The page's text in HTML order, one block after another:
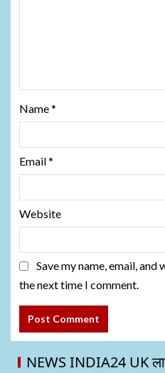
Name*
Email*
Website
Save my name, email,
the next time I comment.
NEWS INDIA24 UK